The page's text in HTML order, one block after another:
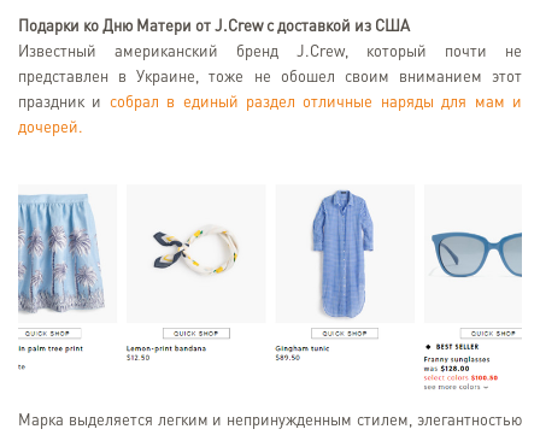
Подарки ко Дню Матери от J.Crew с доставкой из США
Известный американский бренд J.Crew, который почти не
представлен в Украине, тоже не обошел своим вниманием этот
праздник и собрал в единый раздел отличные наряды для мам и
дочерей.
Марка выделяется легким и непринужденным стилем, элегантностью